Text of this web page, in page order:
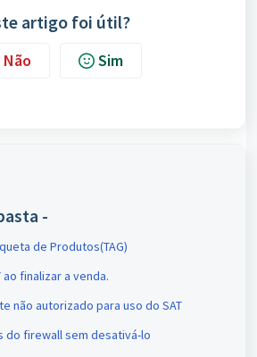
artigo foi útil?
Não Sim
-
de Produtos(TAG)
finalizar a venda.
não autorizado para uso do SAT
do firewall sem desativá-lo